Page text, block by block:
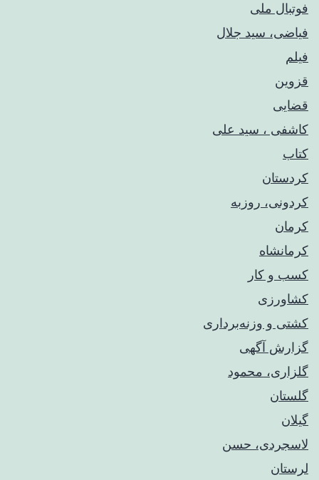
فوتبال ملی
فیاضی، سید جلال
فیلم
قزوین
قضایی
کاشفی ، سید علی
کتاب
کردستان
کردونی، روزبه
کرمان
کرمانشاه
کسب و کار
کشاورزی
کشتی و وزنه‌برداری
گزارش آگهی
گلزاری، محمود
گلستان
گیلان
لاسجردی، حسن
لرستان